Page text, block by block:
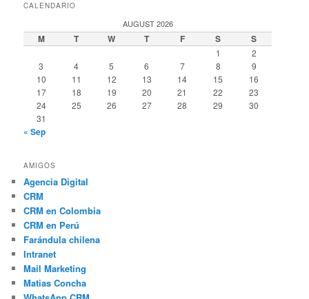
CALENDARIO
AUGUST 2026
M T W T F S S
1
2
3
4 5 6 7 8
9
10
11 12 13 14 15
16
17
18 19 20 21 22
23
24
25 26 27 28 29
30
31
« Sep
AMIGOS
Agencia Digital
CRM
CRM en Colombia
CRM en Perú
Farándula chilena
Intranet
Mail Marketing
Matias Concha